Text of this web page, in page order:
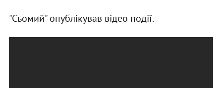
"Сьомий" опублікував відео події.